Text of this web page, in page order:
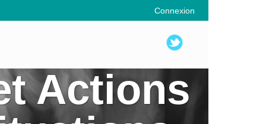
Connexion
Actions